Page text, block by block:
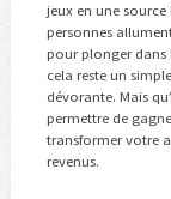
jeux en une
personnes
pour plonger dans
cela reste un
dévorante. Mais
permettre de
transformer votre
revenus.